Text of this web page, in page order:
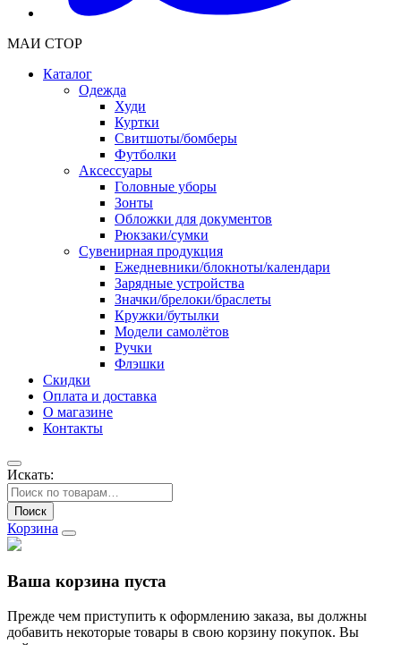
МАИ СТОР
Каталог
Одежда
Худи
Куртки
Свитшоты/бомберы
Футболки
Аксессуары
Головные уборы
Зонты
Обложки для документов
Рюкзаки/сумки
Сувенирная продукция
Ежедневники/блокноты/календари
Зарядные устройства
Значки/брелоки/браслеты
Кружки/бутылки
Модели самолётов
Ручки
Флэшки
Скидки
Оплата и доставка
О магазине
Контакты
Искать:
Поиск
Корзина
Ваша корзина пуста
Прежде чем приступить к оформлению заказа, вы должны
добавить некоторые товары в свою корзину покупок. Вы